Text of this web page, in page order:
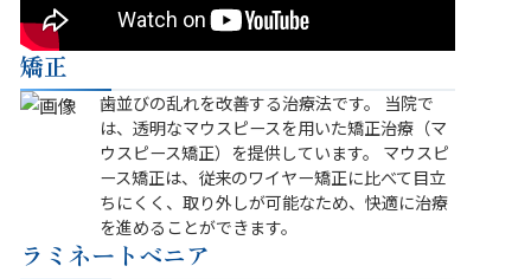
矯正
歯並びの乱れを改善する治療法です。 当院で
は、透明なマウスピースを用いた矯正治療（マ
ウスピース矯正）を提供しています。 マウスピ
ース矯正は、従来のワイヤー矯正に比べて目立
ちにくく、取り外しが可能なため、快適に治療
を進めることができます。
ラミネートベニア